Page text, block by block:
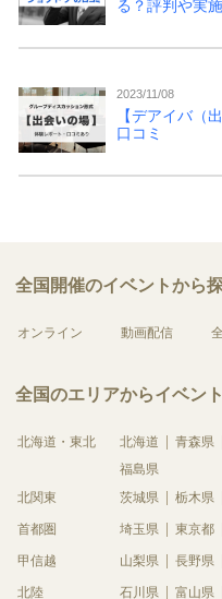
る？評判や実
2023/11/08
【デアイバ（
口コミ
全国開催のイベントから
オンライン 動画配信
全国のエリアからイベン
北海道・東北 北海道 青森県
福島県
北関東
茨城県 栃木県
首都圏 埼玉県 東京都
甲信越 山梨県 長野県
北陸 石川県 富山県